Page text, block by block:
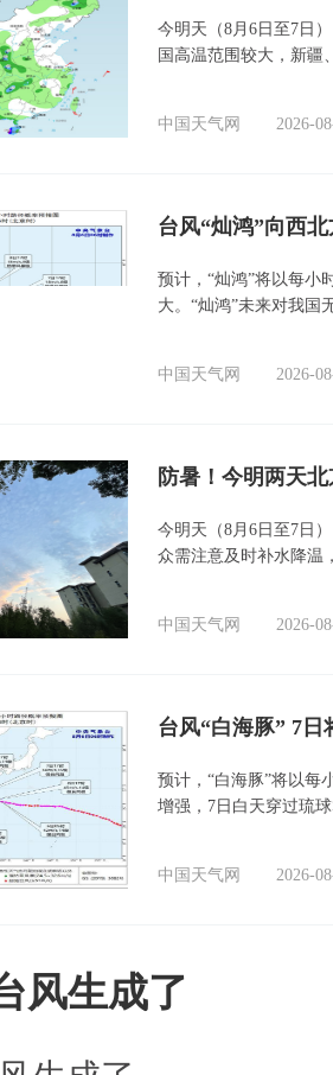
今明天（8月6日至7日
国高温范围较大，新疆
中国天气网 2026-
台风“灿鸿”向西
预计，“灿鸿”将以每小
大。“灿鸿”未来对我国
中国天气网 2026-
防暑！今明两天
今明天（8月6日至7日
众需注意及时补水降温
中国天气网 2026-
台风“白海豚” 7
预计，“白海豚”将以每
增强，7日白天穿过琉
中国天气网 2026-
风生成了